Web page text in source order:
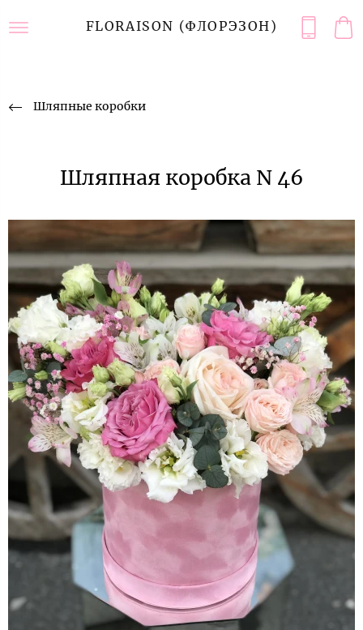
FLORAISON (ФЛОРЭЗОН)
Шляпные коробки
Шляпная коробка N 46